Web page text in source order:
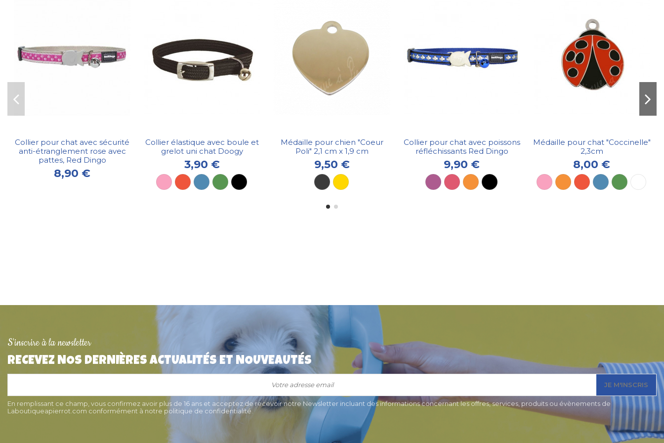
Collier pour chat avec sécurité
anti-étranglement rose avec
pattes, Red Dingo
8,90 €
Collier élastique avec boule et
grelot uni chat Doogy
3,90 €
Médaille pour chien "Coeur
Poli" 2,1 cm x 1,9 cm
9,50 €
Collier pour chat avec poissons
réfléchissants Red Dingo
9,90 €
Médaille pour chat "Coccinelle"
2,3cm
8,00 €
Médaille pour chat "Chat zen"
Collier pour Chat avec sécurité
anti-étranglement Yeux de chat
Médaille Red Dingo Panda fond
vert 2cm
14,90 €
S'inscrire à la newsletter
RECEVEZ NOS DERNIÈRES ACTUALITÉS ET NOUVEAUTÉS
JE M'INSCRIS
En remplissant ce champ, vous confirmez avoir plus de 16 ans et acceptez de recevoir notre Newsletter incluant des informations concernant les offres, services, produits ou évènements de
Laboutiqueapierrot.com conformément à notre politique de confidentialité.